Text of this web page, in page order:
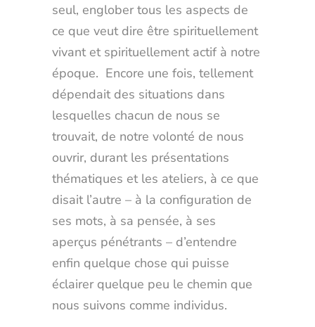
seul, englober tous les aspects de
ce que veut dire être spirituellement
vivant et spirituellement actif à notre
époque. Encore une fois, tellement
dépendait des situations dans
lesquelles chacun de nous se
trouvait, de notre volonté de nous
ouvrir, durant les présentations
thématiques et les ateliers, à ce que
disait l’autre – à la configuration de
ses mots, à sa pensée, à ses
aperçus pénétrants – d’entendre
enfin quelque chose qui puisse
éclairer quelque peu le chemin que
nous suivons comme individus.